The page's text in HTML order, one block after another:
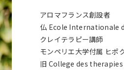
アロマフランス創設者
仏 Ecole Internationale
クレイテラピー講師
モンペリエ大学付属 ヒポ
旧 College des